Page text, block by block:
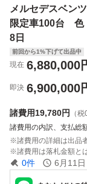
★G★W463★ゲ
レンデ★mercede
s benz
サ
ヒ
メルセデスベン
限定車100台 色
8日
前回から1%下げて出品中
現在 6,880,000
即決 6,900,000
諸費用19,780円
（税
諸費用の内訳、支払総
諸費用の詳細は出品
諸費用は落札金額と
0件 6月11